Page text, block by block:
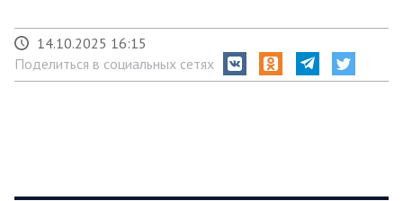
14.10.2025 16:15
Поделиться в социальных сетях